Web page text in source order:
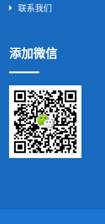
联系我们
添加微信